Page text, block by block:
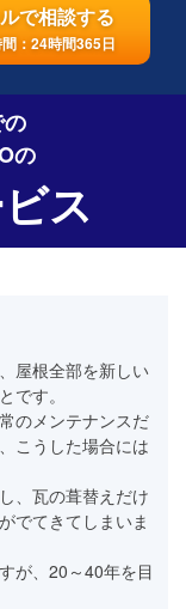
で相談する
：24時間365日
の
ス
屋根全部を新しい
です。
のメンテナンスだ
こうした場合には
、瓦の葺替えだけ
でてきてしまいま
が、20～40年を目